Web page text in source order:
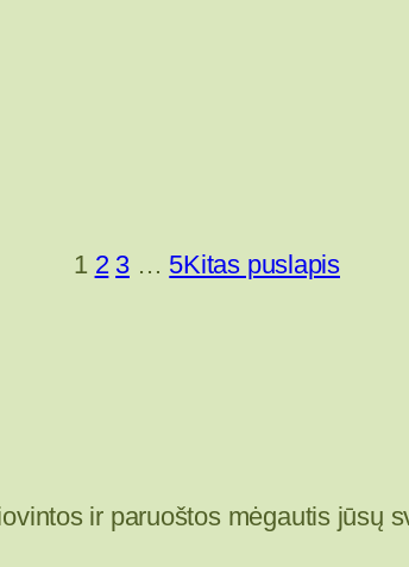
1 2 3 … 5Kitas puslapis
ir paruoštos mėgautis jūsų